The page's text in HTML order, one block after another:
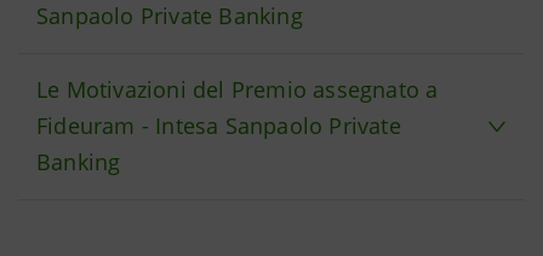
Sanpaolo Private Banking
Le Motivazioni del Premio assegnato a
Fideuram - Intesa Sanpaolo Private
Banking